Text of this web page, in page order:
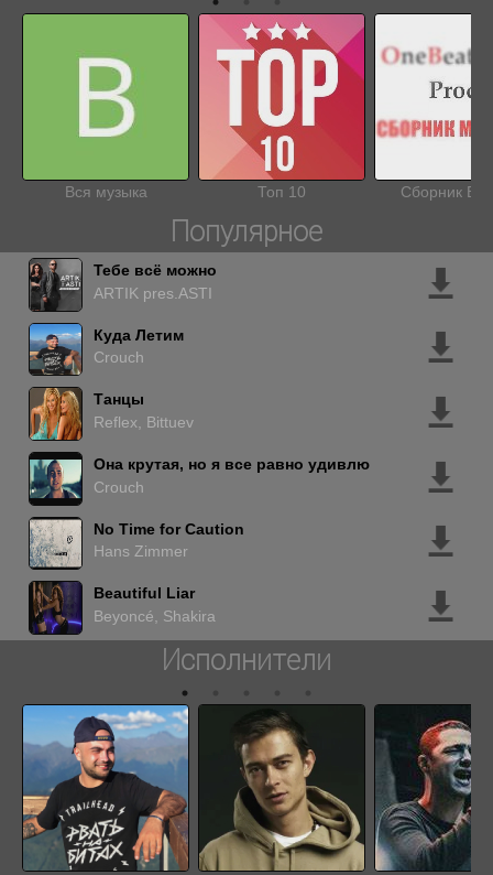
Вся музыка Топ 10 Сборник
Популярное
Тебе всё можно
ARTIK pres.ASTI
Куда Летим
Crouch
Танцы
Reflex, Bittuev
Она крутая, но я все равно удивлю
Crouch
No Time for Caution
Hans Zimmer
Beautiful Liar
Beyoncé, Shakira
Исполнители